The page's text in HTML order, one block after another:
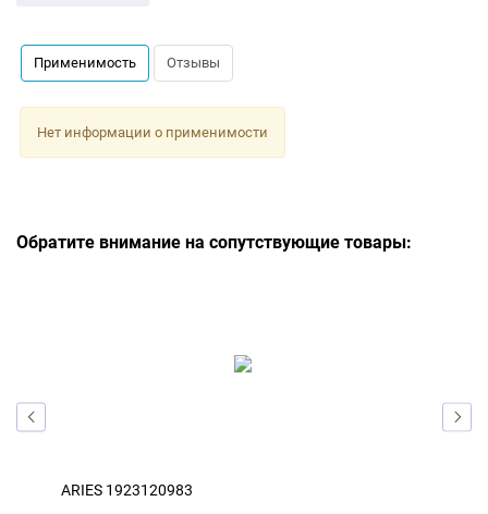
Применимость Отзывы
Нет информации о применимости
Обратите внимание на сопутствующие товары:
ARIES 1923120983